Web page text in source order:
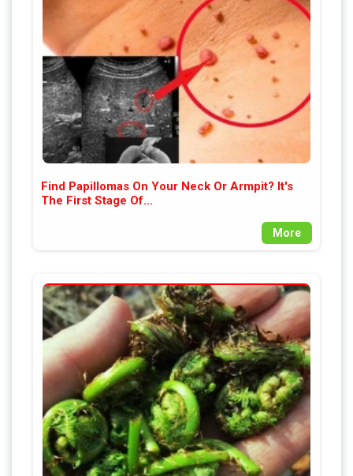
Find Papillomas On Your Neck Or Armpit? It's
The First Stage Of...
More